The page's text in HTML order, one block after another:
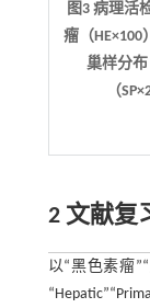
图3 病理
瘤（HE×100
巢样分布
（
2 文献复
以“黑色素瘤